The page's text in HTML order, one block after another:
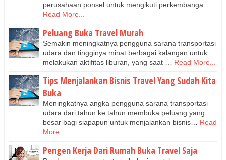
perusahaan ponsel untuk mengikuti perkembanga…
Read More...
Peluang Buka Travel Murah
Semakin meningkatnya pengguna sarana transportasi
udara dan tingginya minat berbagai kalangan untuk
melakukan aktifitas liburan, yang saat …
Read More...
Tips Menjalankan Bisnis Travel Yang Sudah Kita
Buka
Meningkatnya angka pengguna sarana transportasi
udara dari tahun ke tahun membuka peluang yang
besar bagi siapapun untuk menjalankan bisnis…
Read
More...
Pengen Kerja Dari Rumah Buka Travel Saja